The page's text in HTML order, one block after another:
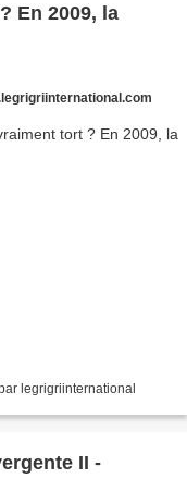
En 2009, la
legrigriinternational
II -